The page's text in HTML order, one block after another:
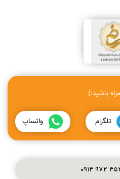
باشید:)
تلگرام واتساپ
0914972